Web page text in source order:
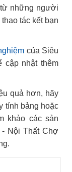
những người
tác kết bạn
của Siêu
nhật thêm
quả hơn, hãy
tính bảng hoặc
khảo các sản
Nội Thất Chợ